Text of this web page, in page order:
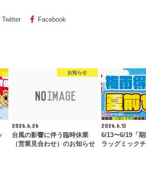
Twitter Facebook
お知らせ
2026.6.26
台風の影響に伴う臨時休業
（営業見合わせ）のお知らせ
2026.6.13
6/13〜6/19「
ラッグミック